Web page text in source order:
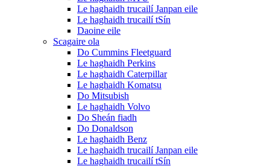
Le haghaidh trucailí Janpan eile
Le haghaidh trucailí tSín
Daoine eile
Scagaire ola
Do Cummins Fleetguard
Le haghaidh Perkins
Le haghaidh Caterpillar
Le haghaidh Komatsu
Do Mitsubish
Le haghaidh Volvo
Do Sheán fiadh
Do Donaldson
Le haghaidh Benz
Le haghaidh trucailí Janpan eile
Le haghaidh trucailí tSín